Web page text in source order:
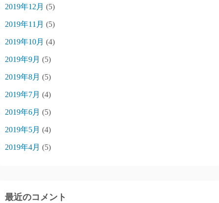
2019年12月 (5)
2019年11月 (5)
2019年10月 (4)
2019年9月 (5)
2019年8月 (5)
2019年7月 (4)
2019年6月 (5)
2019年5月 (4)
2019年4月 (5)
最近のコメント